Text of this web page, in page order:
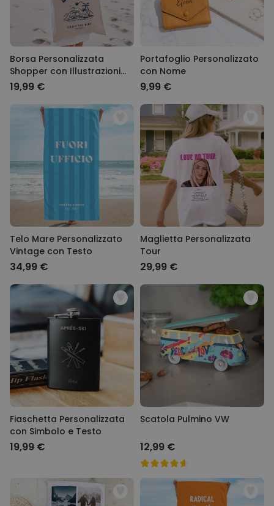
Borsa Personalizzata
Shopper con Illustrazioni
Vacanze
19,99 €
Portafoglio Personalizzato
con Nome
9,99 €
Telo Mare Personalizzato
Vintage con Testo
34,99 €
Maglietta Personalizzata
Tour
29,99 €
Fiaschetta Personalizzata
con Simbolo e Testo
19,99 €
Scatola Pulmino VW
12,99 €